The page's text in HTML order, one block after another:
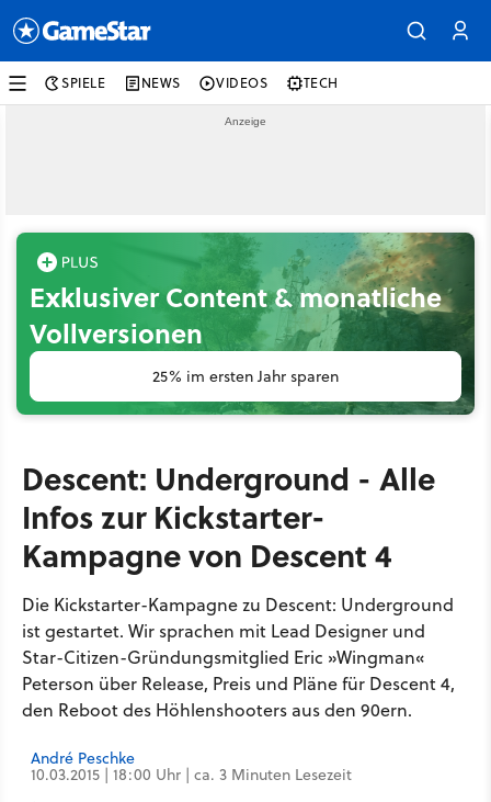
SPIELE NEWS VIDEOS TECH
Exklusiver Content & monatliche
Vollversionen
25% im ersten Jahr sparen
Descent: Underground - Alle
Infos zur Kickstarter-
Kampagne von Descent 4
Die Kickstarter-Kampagne zu Descent: Underground
ist gestartet. Wir sprachen mit Lead Designer und
Star-Citizen-Gründungsmitglied Eric »Wingman«
Peterson über Release, Preis und Pläne für Descent 4,
den Reboot des Höhlenshooters aus den 90ern.
André Peschke
10.03.2015 | 18:00 Uhr | ca. 3 Minuten Lesezeit